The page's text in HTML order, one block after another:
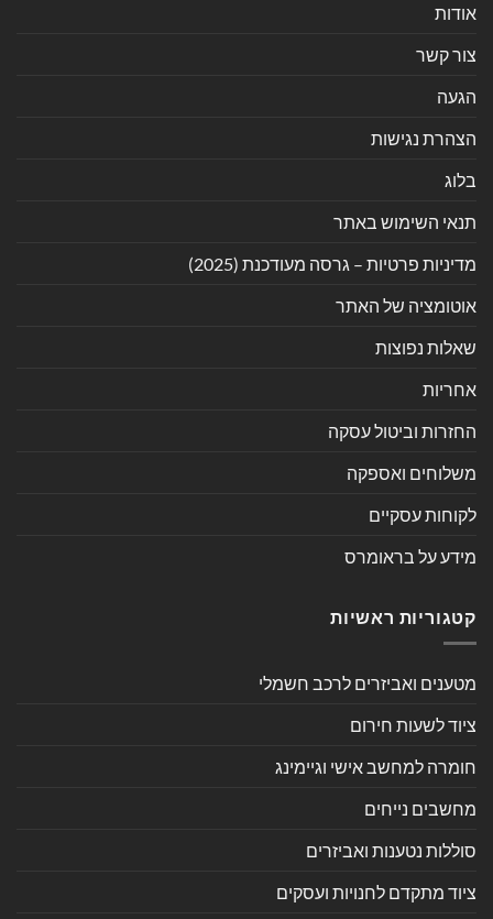
אודות
צור קשר
הגעה
הצהרת נגישות
בלוג
תנאי השימוש באתר
מדיניות פרטיות – גרסה מעודכנת (2025)
אוטומציה של האתר
שאלות נפוצות
אחריות
החזרות וביטול עסקה
משלוחים ואספקה
לקוחות עסקיים
מידע על בראומרס
קטגוריות ראשיות
מטענים ואביזרים לרכב חשמלי
ציוד לשעות חירום
חומרה למחשב אישי וגיימינג
מחשבים נייחים
סוללות נטענות ואביזרים
ציוד מתקדם לחנויות ועסקים